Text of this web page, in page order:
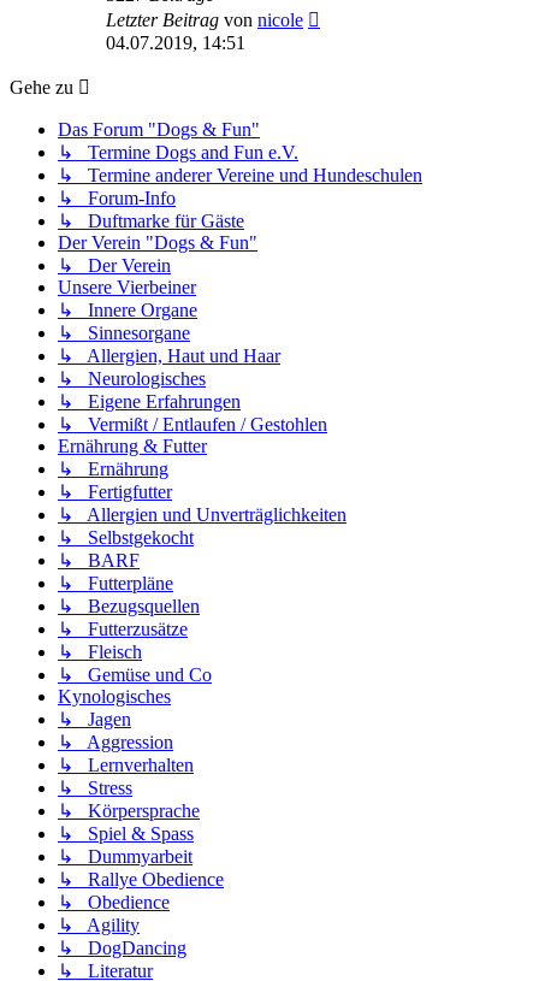
Letzter Beitrag von nicole
04.07.2019, 14:51
Gehe zu
Das Forum "Dogs & Fun"
↳ Termine Dogs and Fun e.V.
↳ Termine anderer Vereine und Hundeschulen
↳ Forum-Info
↳ Duftmarke für Gäste
Der Verein "Dogs & Fun"
↳ Der Verein
Unsere Vierbeiner
↳ Innere Organe
↳ Sinnesorgane
↳ Allergien, Haut und Haar
↳ Neurologisches
↳ Eigene Erfahrungen
↳ Vermißt / Entlaufen / Gestohlen
Ernährung & Futter
↳ Ernährung
↳ Fertigfutter
↳ Allergien und Unverträglichkeiten
↳ Selbstgekocht
↳ BARF
↳ Futterpläne
↳ Bezugsquellen
↳ Futterzusätze
↳ Fleisch
↳ Gemüse und Co
Kynologisches
↳ Jagen
↳ Aggression
↳ Lernverhalten
↳ Stress
↳ Körpersprache
↳ Spiel & Spass
↳ Dummyarbeit
↳ Rallye Obedience
↳ Obedience
↳ Agility
↳ DogDancing
↳ Literatur